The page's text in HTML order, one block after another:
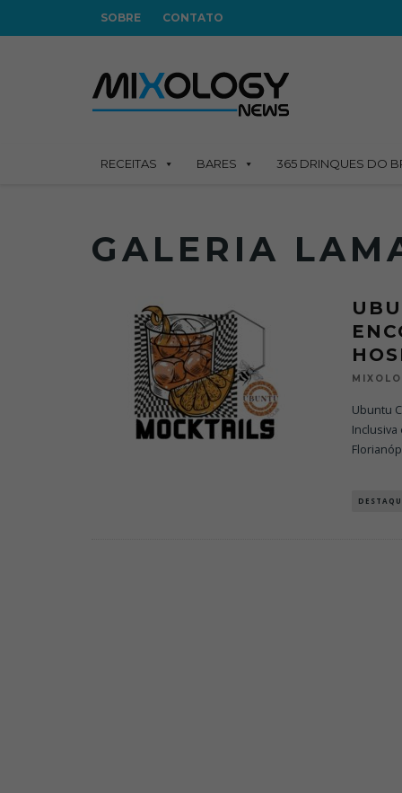
SOBRE CONTATO
RECEITAS BARES 365 DRINQUES DO
GALERIA
Ubuntu
Inclusiva